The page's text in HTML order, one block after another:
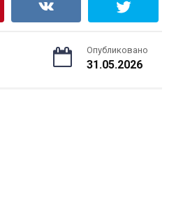
Опубликовано
31.05.2026